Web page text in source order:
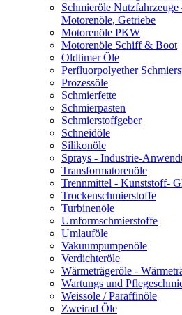
Schmieröle
Motorenöle, Getriebe
Motorenöle PKW
Motorenöle Schiff & Boot
Oldtimer Öle
Perfluorpolyether
Prozessöle
Schmierfette
Schmierpasten
Schmierstoffgeber
Schneidöle
Silikonöle
Sprays - Industrie-
Transformatorenöle
Trennmittel - Kunststoff-
Trockenschmierstoffe
Turbinenöle
Umformschmierstoffe
Umlauföle
Vakuumpumpenöle
Verdichteröle
Wärmeträgeröle -
Wartungs und
Weissöle / Paraffinöle
Zweirad Öle